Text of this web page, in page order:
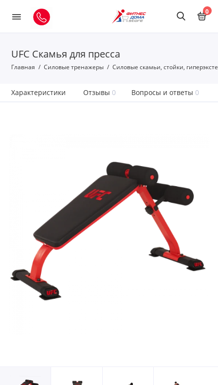
0
UFC Скамья для пресса
Главная Силовые тренажеры Силовые скамьи, стойки,
Характеристики Отзывы 0 Вопросы и ответы 0